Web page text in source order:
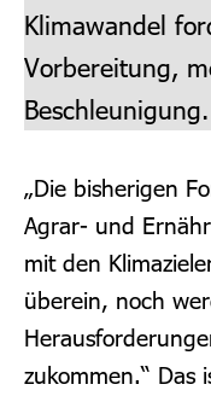
Klimawandel
Vorbereitung,
Beschleunigung.
„Die bisherigen
Agrar- und
mit den
überein, noch
zukommen.“ Das